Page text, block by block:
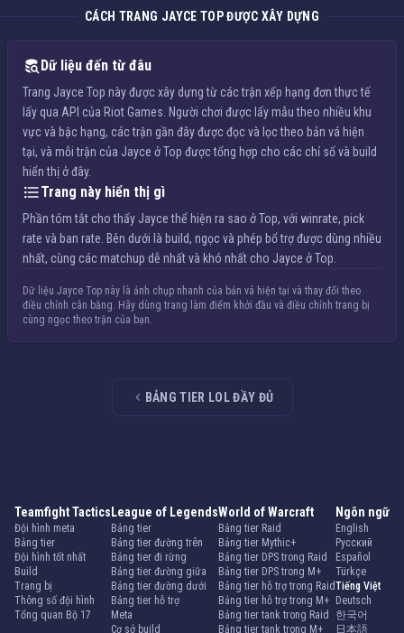
CÁCH TRANG JAYCE TOP ĐƯỢC XÂY DỰNG
Dữ liệu đến từ đâu
Trang Jayce Top này được xây dựng từ các trận xếp hạng đơn thực tế
lấy qua API của Riot Games. Người chơi được lấy mẫu theo nhiều khu
vực và bậc hạng, các trận gần đây được đọc và lọc theo bản vá hiện
tại, và mỗi trận của Jayce ở Top được tổng hợp cho các chỉ số và build
hiển thị ở đây.
Trang này hiển thị gì
Phần tóm tắt cho thấy Jayce thể hiện ra sao ở Top, với winrate, pick
rate và ban rate. Bên dưới là build, ngọc và phép bổ trợ được dùng nhiều
nhất, cùng các matchup dễ nhất và khó nhất cho Jayce ở Top.
Dữ liệu Jayce Top này là ảnh chụp nhanh của bản vá hiện tại và thay đổi theo
điều chỉnh cân bằng. Hãy dùng trang làm điểm khởi đầu và điều chỉnh trang bị
cùng ngọc theo trận của bạn.
BẢNG TIER LOL ĐẦY ĐỦ
Teamfight Tactics
Đội hình meta
Bảng tier
Đội hình tốt nhất
Build
Trang bị
Thông số đội hình
Tổng quan Bộ 17
League of Legends
Bảng tier
Bảng tier đường trên
Bảng tier đi rừng
Bảng tier đường giữa
Bảng tier đường dưới
Bảng tier hỗ trợ
Meta
Cơ sở build
World of Warcraft
Bảng tier Raid
Bảng tier Mythic+
Bảng tier DPS trong Raid
Bảng tier DPS trong M+
Bảng tier hỗ trợ trong Raid
Bảng tier hỗ trợ trong M+
Bảng tier tank trong Raid
Bảng tier tank trong M+
Ngôn ngữ
English
Русский
Español
Türkçe
Tiếng Việt
Deutsch
한국어
日本語